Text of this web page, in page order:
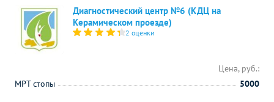
Диагностический центр №6 (КДЦ на
Керамическом проезде)
2 оценки
Цена, руб.:
МРТ стопы
5000